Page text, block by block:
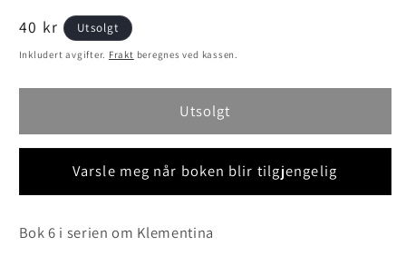
Vanlig
pris
40 kr Utsolgt
Inkludert avgifter. Frakt beregnes ved kassen.
Utsolgt
Varsle meg når boken blir tilgjengelig
Bok 6 i serien om Klementina